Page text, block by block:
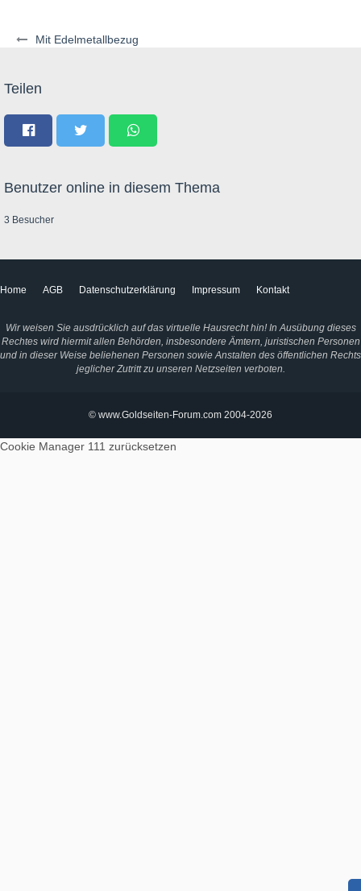
Mit Edelmetallbezug
Teilen
Benutzer online in diesem Thema
3 Besucher
Home AGB Datenschutzerklärung Impressum Kontakt
Wir weisen Sie ausdrücklich auf das virtuelle Hausrecht hin! In Ausübung dieses
Rechtes wird hiermit allen Behörden, insbesondere Ämtern, juristischen Personen
und in dieser Weise beliehenen Personen sowie Anstalten des öffentlichen Rechts
jeglicher Zutritt zu unseren Netzseiten verboten.
© www.Goldseiten-Forum.com 2004-2026
Cookie Manager 111 zurücksetzen